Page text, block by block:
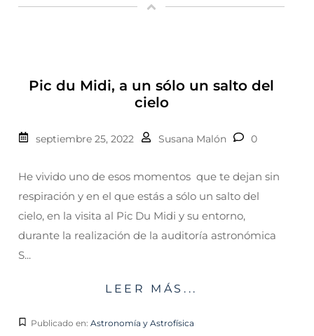
Pic du Midi, a un sólo un salto del
cielo
septiembre 25, 2022 Susana Malón 0
He vivido uno de esos momentos que te dejan sin
respiración y en el que estás a sólo un salto del
cielo, en la visita al Pic Du Midi y su entorno,
durante la realización de la auditoría astronómica
S...
LEER MÁS...
Publicado en: Astronomía y Astrofísica